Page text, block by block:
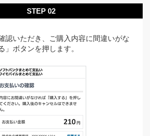
STEP 02
認いただき、ご購入内容に間違いがな
」ボタンを押します。